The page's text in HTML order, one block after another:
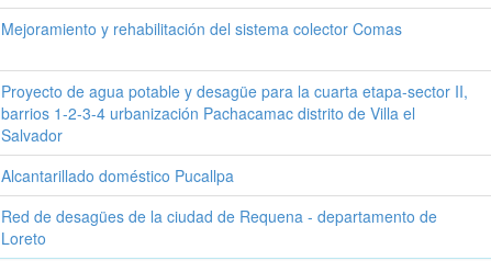
Mejoramiento y rehabilitación del sistema colector Comas
Proyecto de agua potable y desagüe para la cuarta etapa-sector II,
barrios 1-2-3-4 urbanización Pachacamac distrito de Villa el
Salvador
Alcantarillado doméstico Pucallpa
Red de desagües de la ciudad de Requena - departamento de
Loreto